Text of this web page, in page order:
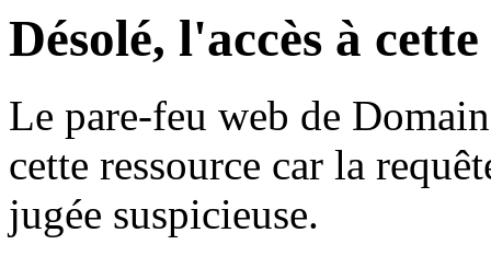
Désolé, l'accès à
Le pare-feu web de
cette ressource car la
jugée suspicieuse.